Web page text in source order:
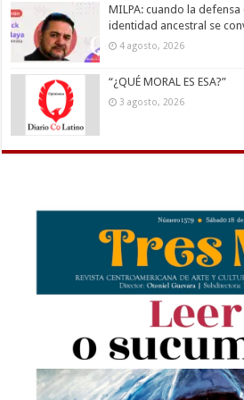
MILPA: cuando la
identidad ancestral se
4 agosto, 2026
“¿QUÉ MORAL ES ESA?”
3 agosto, 2026